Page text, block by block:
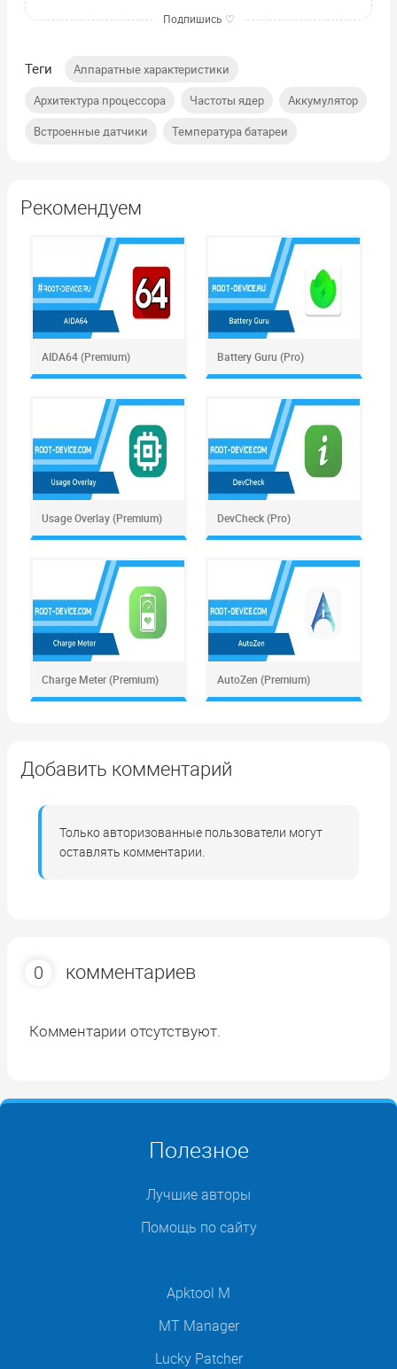
Теги Аппаратные характеристики
Архитектура процессора Частоты ядер Аккумулятор
Встроенные датчики Температура батареи
Рекомендуем
AIDA64 (Premium) Battery Guru (Pro)
Usage Overlay (Premium) DevCheck (Pro)
Charge Meter (Premium) AutoZen (Premium)
Добавить комментарий
Только авторизованные пользователи могут
оставлять комментарии.
0 комментариев
Комментарии отсутствуют.
Полезное
Лучшие авторы
Помощь по сайту
Apktool M
MT Manager
Lucky Patcher